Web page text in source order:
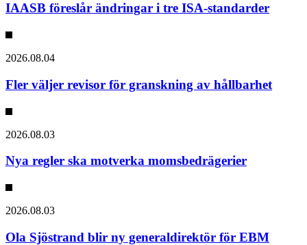
IAASB föreslår ändringar i tre ISA-standarder
2026.08.04
Fler väljer revisor för granskning av hållbarhet
2026.08.03
Nya regler ska motverka momsbedrägerier
2026.08.03
Ola Sjöstrand blir ny generaldirektör för EBM